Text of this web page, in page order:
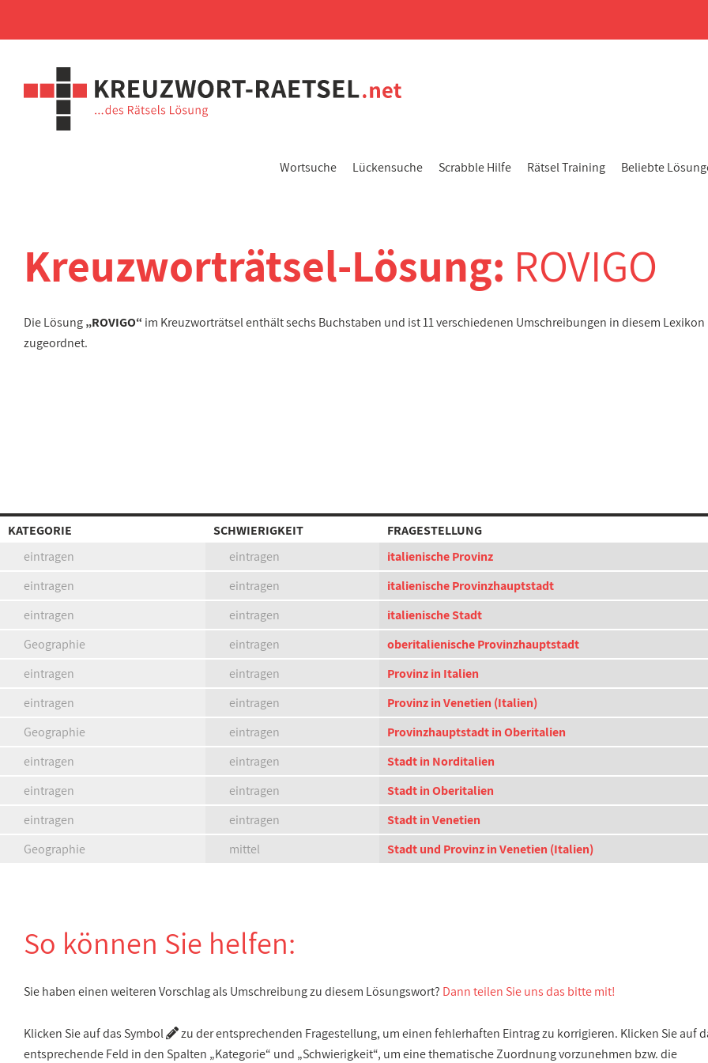
Wortsuche Lückensuche Scrabble Hilfe Rätsel Training Beliebte
Kreuzworträtsel-Lösung: ROVIGO
Die Lösung„ROVIGO“ im Kreuzworträtsel enthält sechs Buchstaben und ist 11 verschiedenen Umschreibungen in diesem Lexikon
zugeordnet.
KATEGORIE SCHWIERIGKEIT
FRAGESTELLUNG
eintragen
eintragen
italienische Provinz
eintragen
eintragen
italienische Provinzhauptstadt
eintragen
eintragen
italienische Stadt
Geographie
eintragen
oberitalienische Provinzhauptstadt
eintragen
eintragen
Provinz in Italien
eintragen
eintragen
Provinz in Venetien (Italien)
Geographie
eintragen
Provinzhauptstadt in Oberitalien
eintragen
eintragen
Stadt in Norditalien
eintragen
eintragen
Stadt in Oberitalien
eintragen
eintragen
Stadt in Venetien
Geographie
mittel Stadt und Provinz in Venetien (Italien)
So können Sie helfen:
Sie haben einen weiteren Vorschlag als Umschreibung zu diesem Lösungswort? Dann teilen Sie uns das bitte mit!
Klicken Sie auf das Symbol
zu der entsprechenden Fragestellung, um einen fehlerhaften Eintrag zu korrigieren. Klicken Sie auf
entsprechende Feld in den Spalten „Kategorie“ und „Schwierigkeit“, um eine thematische Zuordnung vorzunehmen bzw. die